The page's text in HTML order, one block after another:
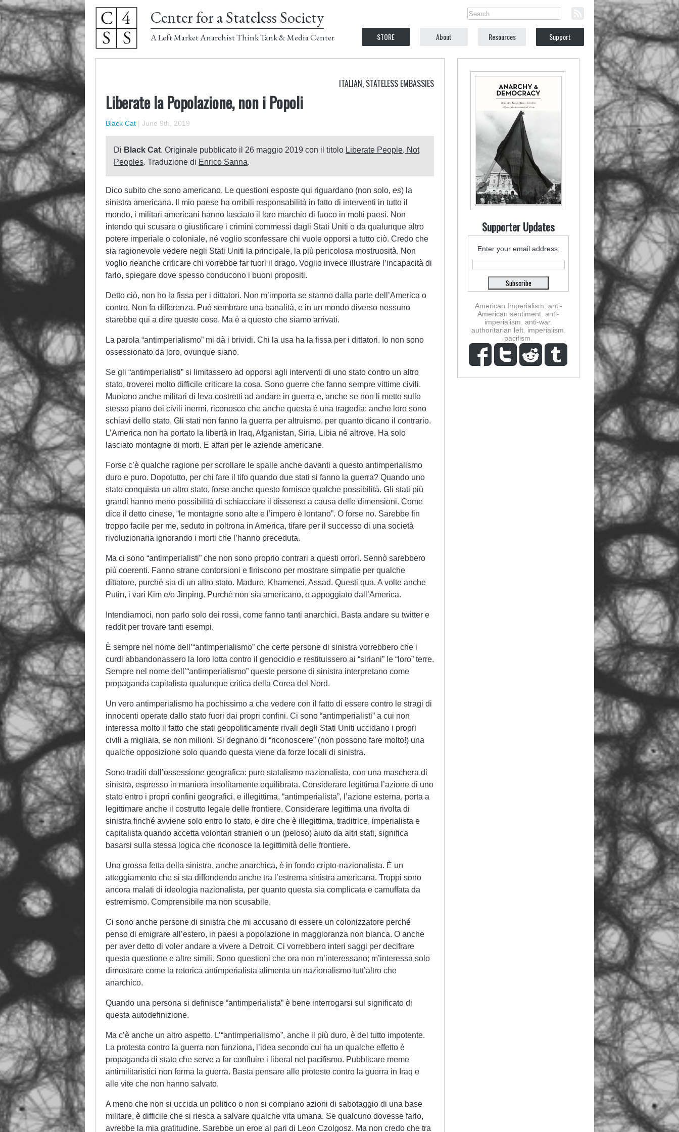
Center for a Stateless Society
A Left Market Anarchist Think Tank & Media Center STORE About Resources Support
ITALIAN, STATELESS EMBASSIES
Liberate la Popolazione, non i Popoli
Black Cat | June 9th, 2019
Di Black Cat. Originale pubblicato il 26 maggio 2019 con il titolo Liberate People, Not
Peoples. Traduzione di Enrico Sanna.
Dico subito che sono americano. Le questioni esposte qui riguardano (non solo, es) la
sinistra americana. Il mio paese ha orribili responsabilità in fatto di interventi in tutto il
mondo, i militari americani hanno lasciato il loro marchio di fuoco in molti paesi. Non
intendo qui scusare o giustificare i crimini commessi dagli Stati Uniti o da qualunque altro
potere imperiale o coloniale, né voglio sconfessare chi vuole opporsi a tutto ciò. Credo che
sia ragionevole vedere negli Stati Uniti la principale, la più pericolosa mostruosità. Non
voglio neanche criticare chi vorrebbe far fuori il drago. Voglio invece illustrare l’incapacità di
farlo, spiegare dove spesso conducono i buoni propositi.
Detto ciò, non ho la fissa per i dittatori. Non m’importa se stanno dalla parte dell’America o
contro. Non fa differenza. Può sembrare una banalità, e in un mondo diverso nessuno
starebbe qui a dire queste cose. Ma è a questo che siamo arrivati.
La parola “antimperialismo” mi dà i brividi. Chi la usa ha la fissa per i dittatori. Io non sono
ossessionato da loro, ovunque siano.
Se gli “antimperialisti” si limitassero ad opporsi agli interventi di uno stato contro un altro
stato, troverei molto difficile criticare la cosa. Sono guerre che fanno sempre vittime civili.
Muoiono anche militari di leva costretti ad andare in guerra e, anche se non li metto sullo
stesso piano dei civili inermi, riconosco che anche questa è una tragedia: anche loro sono
schiavi dello stato. Gli stati non fanno la guerra per altruismo, per quanto dicano il contrario.
L’America non ha portato la libertà in Iraq, Afganistan, Siria, Libia né altrove. Ha solo
lasciato montagne di morti. E affari per le aziende americane.
Forse c’è qualche ragione per scrollare le spalle anche davanti a questo antimperialismo
duro e puro. Dopotutto, per chi fare il tifo quando due stati si fanno la guerra? Quando uno
stato conquista un altro stato, forse anche questo fornisce qualche possibilità. Gli stati più
grandi hanno meno possibilità di schiacciare il dissenso a causa delle dimensioni. Come
dice il detto cinese, “le montagne sono alte e l’impero è lontano”. O forse no. Sarebbe fin
troppo facile per me, seduto in poltrona in America, tifare per il successo di una società
rivoluzionaria ignorando i morti che l’hanno preceduta.
Ma ci sono “antimperialisti” che non sono proprio contrari a questi orrori. Sennò sarebbero
più coerenti. Fanno strane contorsioni e finiscono per mostrare simpatie per qualche
dittatore, purché sia di un altro stato. Maduro, Khamenei, Assad. Questi qua. A volte anche
Putin, i vari Kim e/o Jinping. Purché non sia americano, o appoggiato dall’America.
Intendiamoci, non parlo solo dei rossi, come fanno tanti anarchici. Basta andare su twitter e
reddit per trovare tanti esempi.
È sempre nel nome dell’“antimperialismo” che certe persone di sinistra vorrebbero che i
curdi abbandonassero la loro lotta contro il genocidio e restituissero ai “siriani” le “loro” terre.
Sempre nel nome dell’“antimperialismo” queste persone di sinistra interpretano come
propaganda capitalista qualunque critica della Corea del Nord.
Un vero antimperialismo ha pochissimo a che vedere con il fatto di essere contro le stragi di
innocenti operate dallo stato fuori dai propri confini. Ci sono “antimperialisti” a cui non
interessa molto il fatto che stati geopoliticamente rivali degli Stati Uniti uccidano i propri
civili a migliaia, se non milioni. Si degnano di “riconoscere” (non possono fare molto!) una
qualche opposizione solo quando questa viene da forze locali di sinistra.
Sono traditi dall’ossessione geografica: puro statalismo nazionalista, con una maschera di
sinistra, espresso in maniera insolitamente equilibrata. Considerare legittima l’azione di uno
stato entro i propri confini geografici, e illegittima, “antimperialista”, l’azione esterna, porta a
legittimare anche il costrutto legale delle frontiere. Considerare legittima una rivolta di
sinistra finché avviene solo entro lo stato, e dire che è illegittima, traditrice, imperialista e
capitalista quando accetta volontari stranieri o un (peloso) aiuto da altri stati, significa
basarsi sulla stessa logica che riconosce la legittimità delle frontiere.
Una grossa fetta della sinistra, anche anarchica, è in fondo cripto-nazionalista. È un
atteggiamento che si sta diffondendo anche tra l’estrema sinistra americana. Troppi sono
ancora malati di ideologia nazionalista, per quanto questa sia complicata e camuffata da
estremismo. Comprensibile ma non scusabile.
Ci sono anche persone di sinistra che mi accusano di essere un colonizzatore perché
penso di emigrare all’estero, in paesi a popolazione in maggioranza non bianca. O anche
per aver detto di voler andare a vivere a Detroit. Ci vorrebbero interi saggi per decifrare
questa questione e altre simili. Sono questioni che ora non m’interessano; m’interessa solo
dimostrare come la retorica antimperialista alimenta un nazionalismo tutt’altro che
anarchico.
Quando una persona si definisce “antimperialista” è bene interrogarsi sul significato di
questa autodefinizione.
Ma c’è anche un altro aspetto. L’“antimperialismo”, anche il più duro, è del tutto impotente.
La protesta contro la guerra non funziona, l’idea secondo cui ha un qualche effetto è
propaganda di stato che serve a far confluire i liberal nel pacifismo. Pubblicare meme
antimilitaristici non ferma la guerra. Basta pensare alle proteste contro la guerra in Iraq e
alle vite che non hanno salvato.
A meno che non si uccida un politico o non si compiano azioni di sabotaggio di una base
militare, è difficile che si riesca a salvare qualche vita umana. Se qualcuno dovesse farlo,
avrebbe la mia gratitudine. Sarebbe un eroe al pari di Leon Czolgosz. Ma non credo che tra
Supporter Updates
Enter your email address:
American Imperialism anti-
American sentiment anti-
imperialism anti-war,
authoritarian left, imperialism
pacifism